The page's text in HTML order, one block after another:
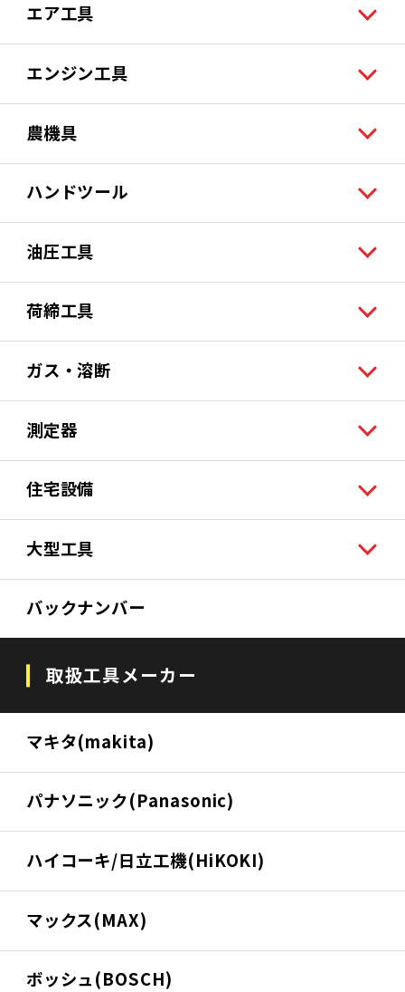
エア工具
エンジン工具
農機具
ハンドツール
油圧工具
荷締工具
ガス・溶断
測定器
住宅設備
大型工具
バックナンバー
取扱工具メーカー
マキタ(makita)
パナソニック(Panasonic)
ハイコーキ/日立工機(HiKOKI)
マックス(MAX)
ボッシュ(BOSCH)